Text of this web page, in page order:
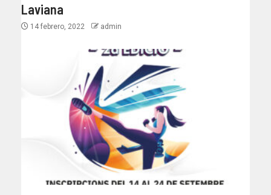
Laviana
14 febrero, 2022 admin